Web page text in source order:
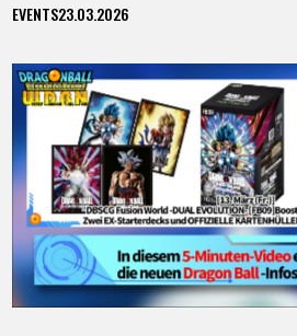
EVENTS23.03.2026